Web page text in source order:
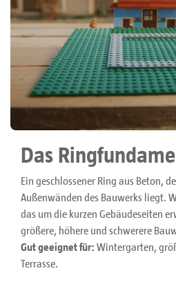
Das
Ein geschlossener Ring aus Beton,
Außenwänden des Bauwerks liegt.
das um die kurzen Gebäudeseiten
größere, höhere und schwerere
Gut geeignet für: Wintergarten,
Terrasse.